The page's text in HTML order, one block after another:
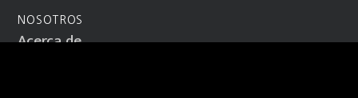
NOSOTROS
Acerca de